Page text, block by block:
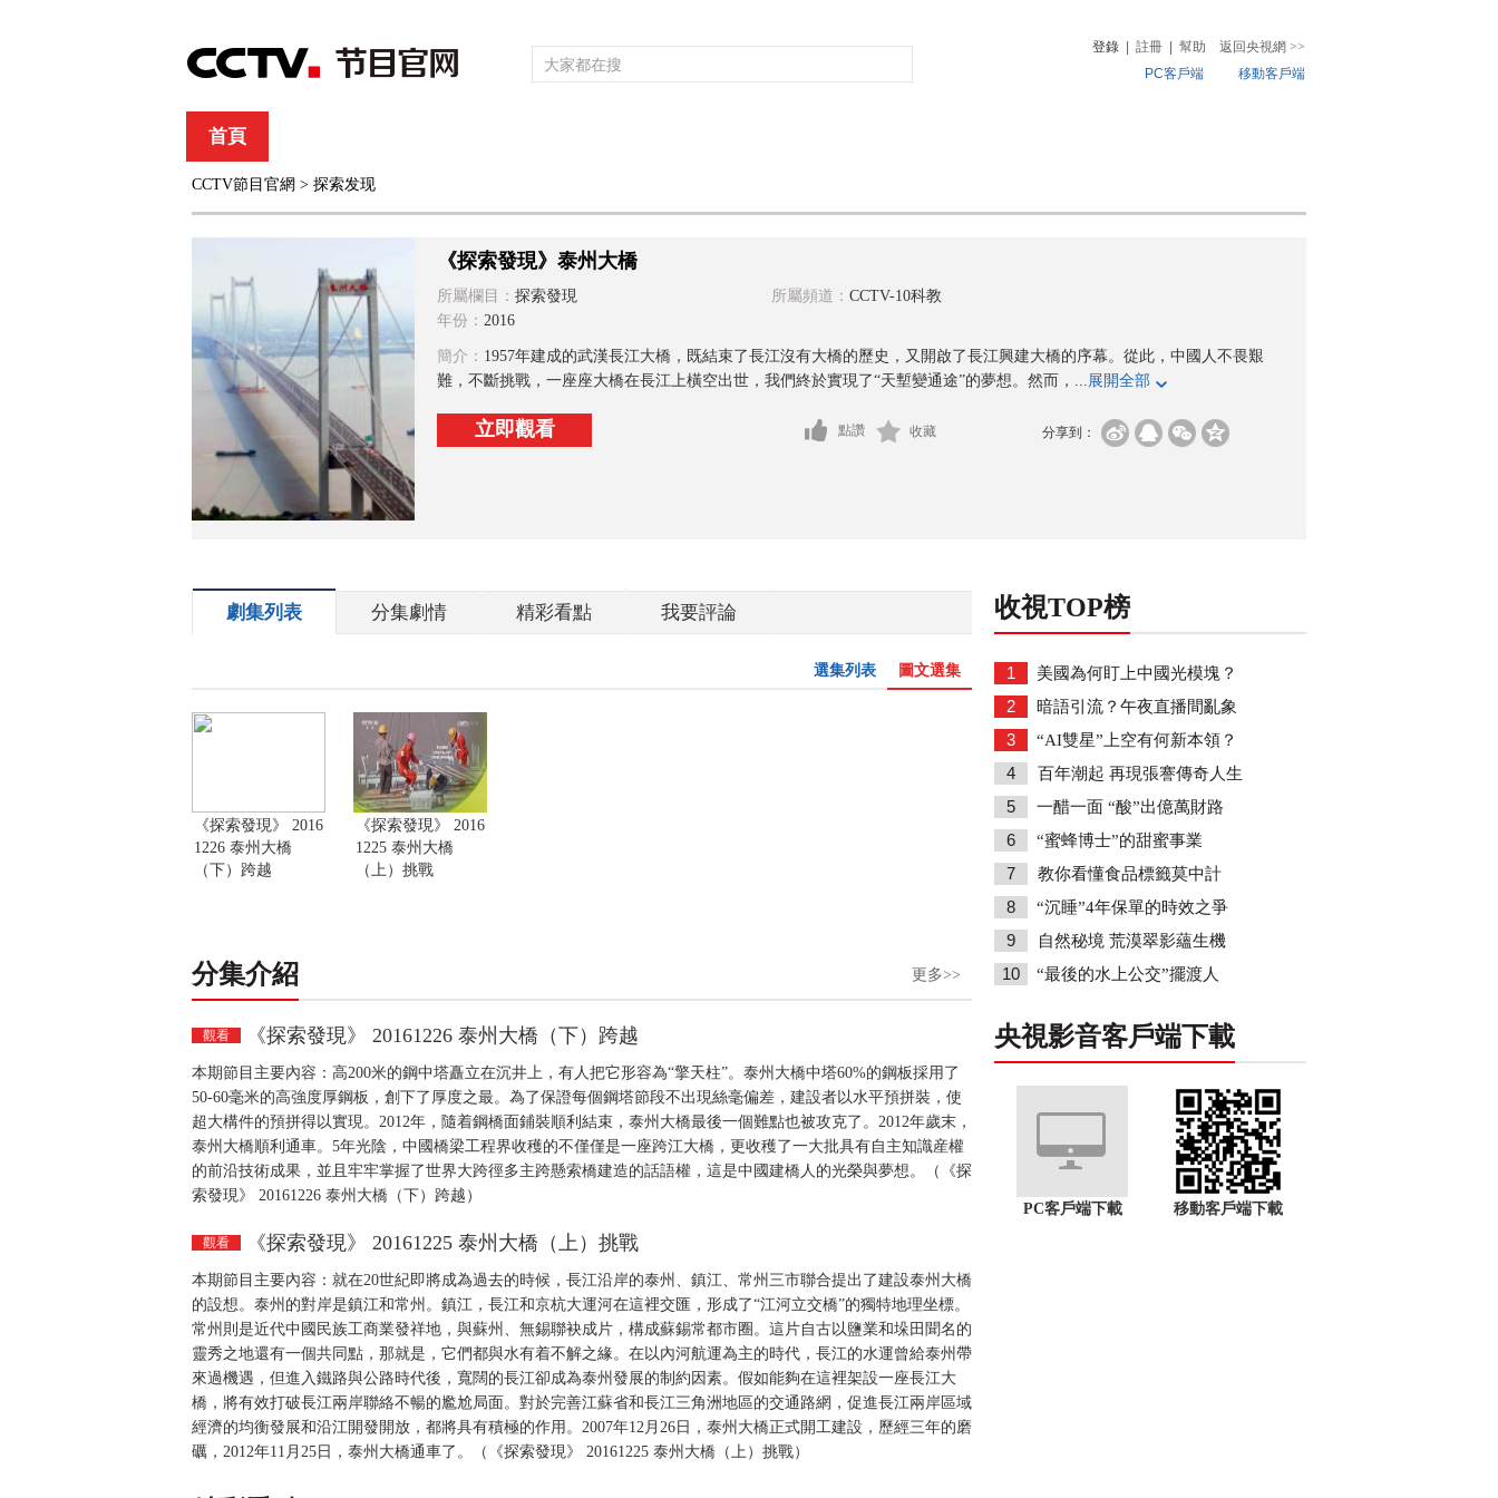
登錄 註冊 幫助 返回央視網 >>
PC客戶端
移動客戶端
首頁
綜合 新聞 財經 綜藝
CCTV節目官網 > 探索发现
《探索發現》泰州大橋
所屬欄目： 探索發現 所屬頻道： CCTV-10科教
年份： 2016
簡介： 1957年建成的武漢長江大橋，既結束了長江沒有大橋的歷史，又開啟了長江興建大橋的序幕。從此，中國人不畏艱
難，不斷挑戰，一座座大橋在長江上橫空出世，我們終於實現了“天塹變通途”的夢想。然而，...展開全部
立即觀看 分享到：
點讚 收藏
劇集列表 分集劇情 精彩看點 我要評論
圖文選集
選集列表
《探索發現》 2016
1226 泰州大橋
（下）跨越
《探索發現》 2016
1225 泰州大橋
（上）挑戰
分集介紹 更多>>
觀看 《探索發現》 20161226 泰州大橋（下）跨越
本期節目主要內容：高200米的鋼中塔矗立在沉井上，有人把它形容為“擎天柱”。泰州大橋中塔60%的鋼板採用了
50-60毫米的高強度厚鋼板，創下了厚度之最。為了保證每個鋼塔節段不出現絲毫偏差，建設者以水平預拼裝，使
超大構件的預拼得以實現。2012年，隨着鋼橋面鋪裝順利結束，泰州大橋最後一個難點也被攻克了。2012年歲末，
泰州大橋順利通車。5年光陰，中國橋梁工程界收穫的不僅僅是一座跨江大橋，更收穫了一大批具有自主知識産權
的前沿技術成果，並且牢牢掌握了世界大跨徑多主跨懸索橋建造的話語權，這是中國建橋人的光榮與夢想。（《探
索發現》 20161226 泰州大橋（下）跨越）
觀看 《探索發現》 20161225 泰州大橋（上）挑戰
本期節目主要內容：就在20世紀即將成為過去的時候，長江沿岸的泰州、鎮江、常州三市聯合提出了建設泰州大橋
的設想。泰州的對岸是鎮江和常州。鎮江，長江和京杭大運河在這裡交匯，形成了“江河立交橋”的獨特地理坐標。
常州則是近代中國民族工商業發祥地，與蘇州、無錫聯袂成片，構成蘇錫常都市圈。這片自古以鹽業和垛田聞名的
靈秀之地還有一個共同點，那就是，它們都與水有着不解之緣。在以內河航運為主的時代，長江的水運曾給泰州帶
來過機遇，但進入鐵路與公路時代後，寬闊的長江卻成為泰州發展的制約因素。假如能夠在這裡架設一座長江大
橋，將有效打破長江兩岸聯絡不暢的尷尬局面。對於完善江蘇省和長江三角洲地區的交通路網，促進長江兩岸區域
經濟的均衡發展和沿江開發開放，都將具有積極的作用。2007年12月26日，泰州大橋正式開工建設，歷經三年的磨
礪，2012年11月25日，泰州大橋通車了。（《探索發現》 20161225 泰州大橋（上）挑戰）
收視TOP榜
1 美國為何盯上中國光模塊？
2 暗語引流？午夜直播間亂象
3 “AI雙星”上空有何新本領？
4 百年潮起 再現張謇傳奇人生
5 一醋一面 “酸”出億萬財路
6 “蜜蜂博士”的甜蜜事業
7 教你看懂食品標籤莫中計
8 “沉睡”4年保單的時效之爭
9 自然秘境 荒漠翠影蘊生機
10 “最後的水上公交”擺渡人
央視影音客戶端下載
PC客戶端下載 移動客戶端下載